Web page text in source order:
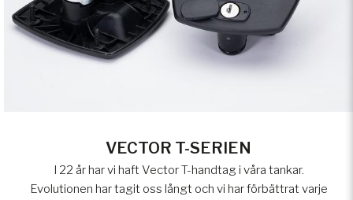
VECTOR T-SERIEN
I 22 år har vi haft Vector T-handtag i våra tankar.
Evolutionen har tagit oss långt och vi har förbättrat varje